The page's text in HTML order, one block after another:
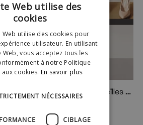
Frame Walk-In 3 colonnes avec commodes
(1 rail + 1 commode / 2 rails / 1 rail + 1 commode)
Présentoir pour bouteilles de vin, livres ou chaussures
Rebord pour étagère
À partir de €20
Web utilise des
cookies
Web utilise des cookies pour
utilisateur. En utilisant
Web, vous acceptez tous les
à notre Politique
aux cookies.En savoir plus
NÉCESSAIRES
CIBLAGE